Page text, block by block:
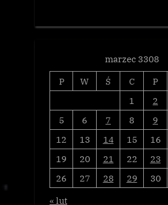
marzec 3308
P
W Ś C P
1
2
5
6 7 8 9
12
13 14 15 16
19
20 21 22 23
26
27 28 29 30
« lut